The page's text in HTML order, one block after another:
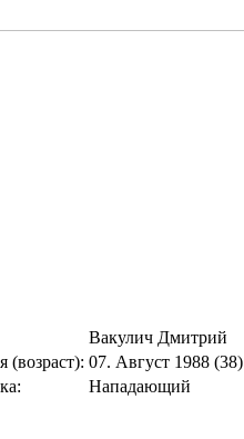
Вакулич Дмитрий
(возраст): 07. Август 1988 (38)
Нападающий